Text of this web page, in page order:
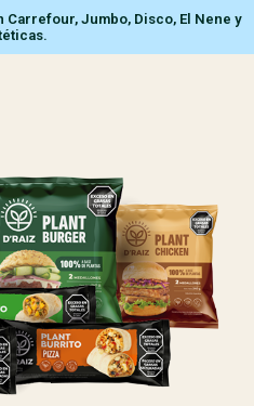
Jumbo, Disco, El Nene y